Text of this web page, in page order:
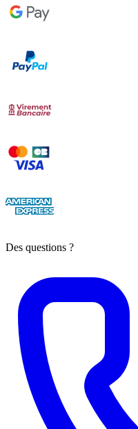
Des questions ?